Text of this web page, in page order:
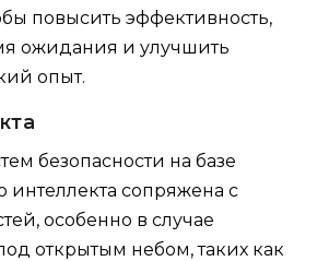
повысить эффективность,
ожидания и улучшить
опыт.
безопасности на базе
интеллекта сопряжена с
особенно в случае
открытым небом, таких как